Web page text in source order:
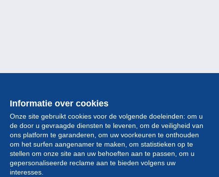
Informatie over cookies
Onze site gebruikt cookies voor de volgende doeleinden: om u
de door u gevraagde diensten te leveren, om de veiligheid van
ons platform te garanderen, om uw voorkeuren te onthouden
om het surfen aangenamer te maken, om statistieken op te
stellen om onze site aan uw behoeften aan te passen, om u
gepersonaliseerde reclame aan te bieden volgens uw
interesses.
Collectie